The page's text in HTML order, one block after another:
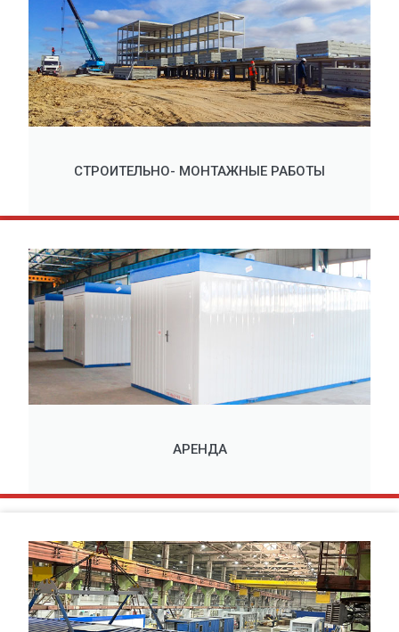
СТРОИТЕЛЬНО- МОНТАЖНЫЕ РАБОТЫ
АРЕНДА